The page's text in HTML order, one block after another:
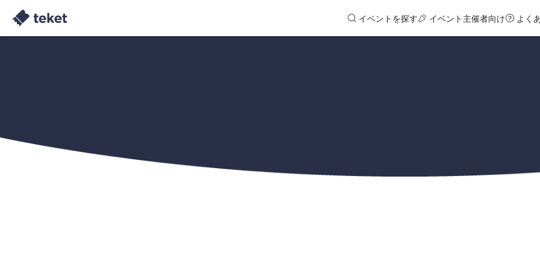
イベントを探す イベント主催者向け よく